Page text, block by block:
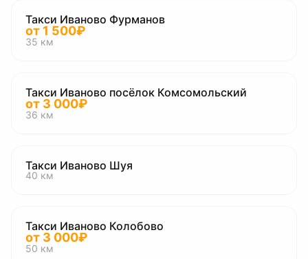
Такси Иваново Фурманов
от 1 500₽
35 км
Такси Иваново посёлок Комсомольский
от 3 000₽
36 км
Такси Иваново Шуя
40 км
Такси Иваново Колобово
от 3 000₽
50 км